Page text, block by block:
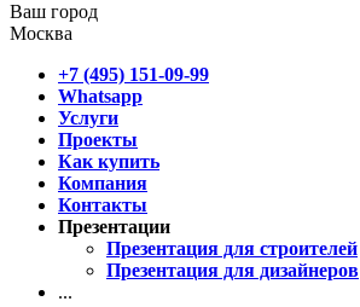
Ваш город
Москва
+7 (495) 151-09-99
Whatsapp
Услуги
Проекты
Как купить
Компания
Контакты
Презентации
Презентация для строителей
Презентация для дизайнеров
...